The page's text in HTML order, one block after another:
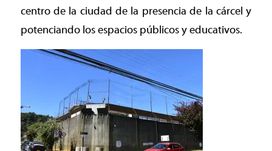
centro de la ciudad de la presencia de la cárcel y
potenciando los espacios públicos y educativos.